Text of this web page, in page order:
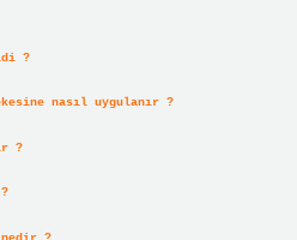
?
nasıl uygulanır ?
?